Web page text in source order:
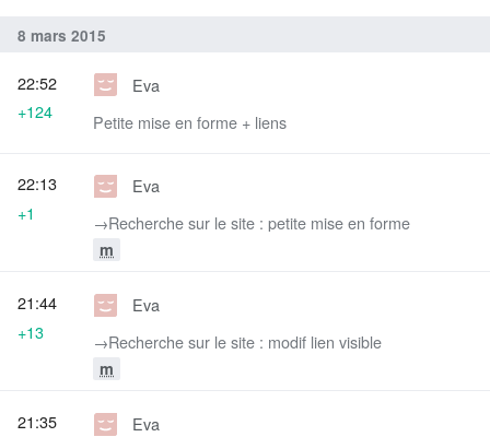
8 mars 2015
Eva
Petite mise en forme + liens
22:52
+124
Eva
→‎Recherche sur le site : petite mise en forme
m
22:13
+1
Eva
→‎Recherche sur le site : modif lien visible
m
21:44
+13
Eva
21:35